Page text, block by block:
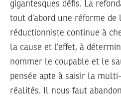
gigantesques défis. La
tout d’abord une réforme de
réductionniste continue à
la cause et l’effet, à
nommer le coupable et le
pensée apte à saisir la
réalités. Il nous faut